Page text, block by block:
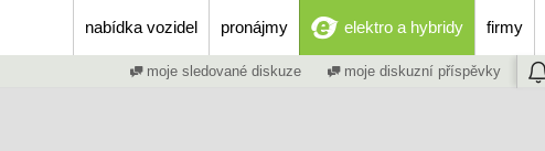
nabídka vozidel pronájmy elektro a hybridy firmy
moje sledované diskuze moje diskuzní příspěvky